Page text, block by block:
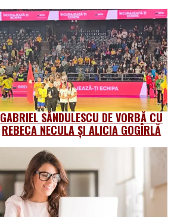
GABRIEL SĂNDULESCU DE VORBĂ CU
REBECA NECULA ȘI ALICIA GOGÎRLĂ